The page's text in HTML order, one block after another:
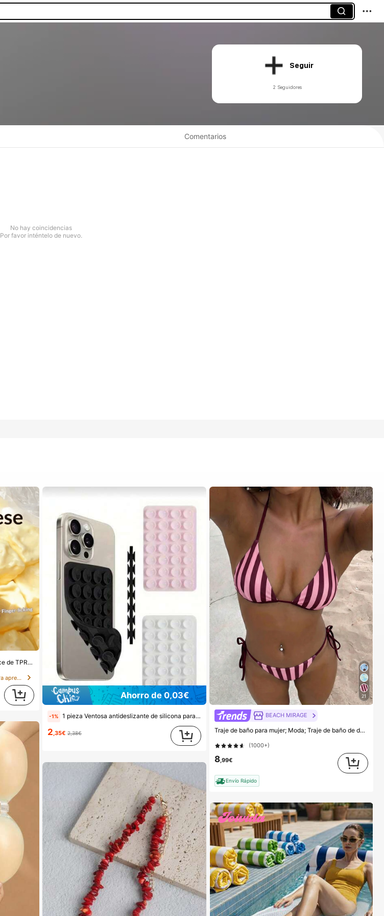
Seguir
2 Seguidores
Comentarios
No hay coincidencias
Por favor inténtelo de nuevo.
Juguete antiestrés con aroma a leche dulce de TPR suave y esponjoso con forma de dumpling, adorno divertido y lindo de 5 cm para apretar, regalo práctico y de moda, adecuado para cumpleaños, Pascua, Halloween, Navidad y varios regalos de fiesta, mejora el estado de ánimo
en Multicolor Juguetes para apretar para adolescen
Ahorro de 0,03€
-1% 1 pieza Ventosa antideslizante de silicona para teléfono, 28 piezas Ventosas de silicona (almohadillas autoadhesivas), Antipega para teléfono, Almohadilla de succión para banco de energía de teléfono (Compatible con iPhone, teléfonos Android), Regalo de cumpleaños, Soporte para teléfono para familia/amigos, Soporte para teléfono, Accesorios para teléfono
2,35€ 2,38€
21
BEACH MIRAGE
Traje de baño para mujer; Moda; Traje de baño de dos piezas morado; Playa de verano; Conjunto de bikini; Estampado aleatorio. Vacaciones
(1000+)
8,99€
Envío Rápido